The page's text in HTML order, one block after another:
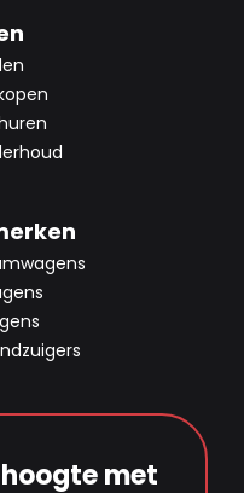
met